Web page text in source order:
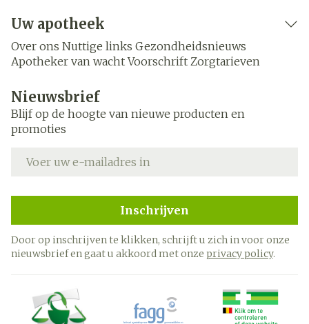
Uw apotheek
Over ons Nuttige links Gezondheidsnieuws
Apotheker van wacht Voorschrift Zorgtarieven
Nieuwsbrief
Blijf op de hoogte van nieuwe producten en
promoties
Inschrijven
Door op inschrijven te klikken, schrijft u zich in voor onze
nieuwsbrief en gaat u akkoord met onze privacy policy.